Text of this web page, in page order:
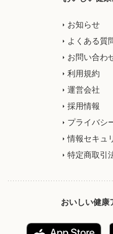
お知らせ
よくある質
お問い合わ
利用規約
運営会社
採用情報
プライバシ
情報セキュ
特定商取引
おいしい健康